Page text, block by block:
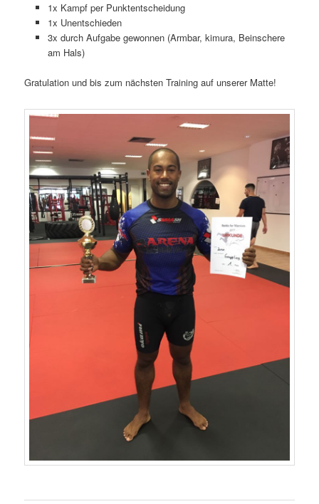
1x Kampf per Punktentscheidung
1x Unentschieden
3x durch Aufgabe gewonnen (Armbar, kimura, Beinschere
am Hals)
Gratulation und bis zum nächsten Training auf unserer Matte!